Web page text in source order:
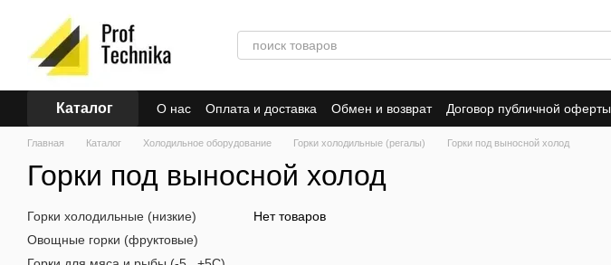
Перейти к основному контенту
Каталог О нас Оплата и доставка Обмен и возврат Договор публичной оферты
Главная Каталог Холодильное оборудование Горки холодильные (регалы) Горки под выносной холод
Горки под выносной холод
Нет товаров
Горки холодильные (низкие)
Овощные горки (фруктовые)